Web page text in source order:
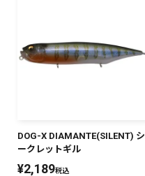
DOG-X DIAMANTE(SILENT) シ
ークレットギル
¥2,189税込